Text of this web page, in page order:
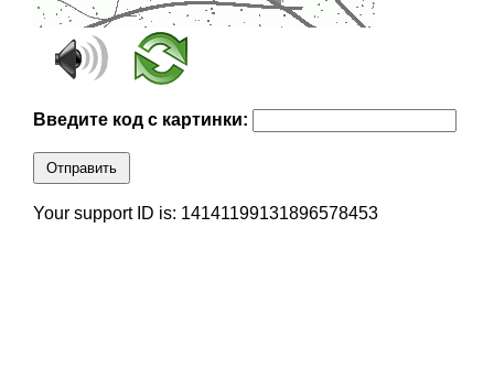
Введите код с картинки:
Отправить
Your support ID is: 14141199131896578453